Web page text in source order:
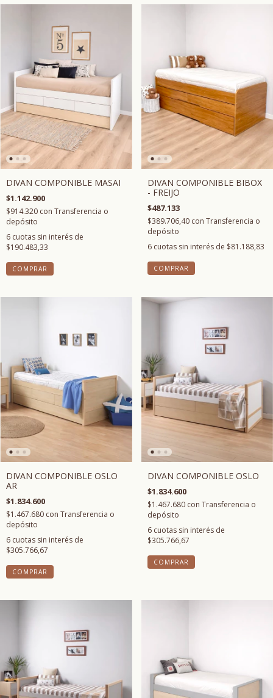
DIVAN COMPONIBLE MASAI
$1.142.900
$914.320 con Transferencia o
depósito
6 cuotas sin interés de
$190.483,33
COMPRAR
DIVAN COMPONIBLE BIBOX
- FREIJO
$487.133
$389.706,40 con Transferencia o
depósito
6 cuotas sin interés de $81.188,83
COMPRAR
DIVAN COMPONIBLE OSLO
AR
$1.834.600
$1.467.680 con Transferencia o
depósito
6 cuotas sin interés de
$305.766,67
COMPRAR
DIVAN COMPONIBLE OSLO
$1.834.600
$1.467.680 con Transferencia o
depósito
6 cuotas sin interés de
$305.766,67
COMPRAR